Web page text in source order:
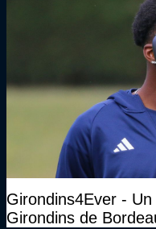
Girondins4Ever -
Girondins de